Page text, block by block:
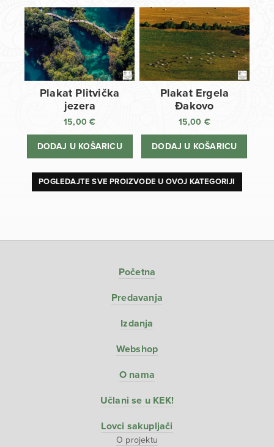
Plakat Plitvička
jezera
15,00€
DODAJ U KOŠARICU
Plakat Ergela
Đakovo
15,00 €
DODAJ U KOŠARICU
POGLEDAJTE SVE PROIZVODE U OVOJ KATEGORIJI
Početna
Predavanja
Izdanja
Webshop
O nama
Učlani se u KEK!
Lovci sakupljači
O projektu